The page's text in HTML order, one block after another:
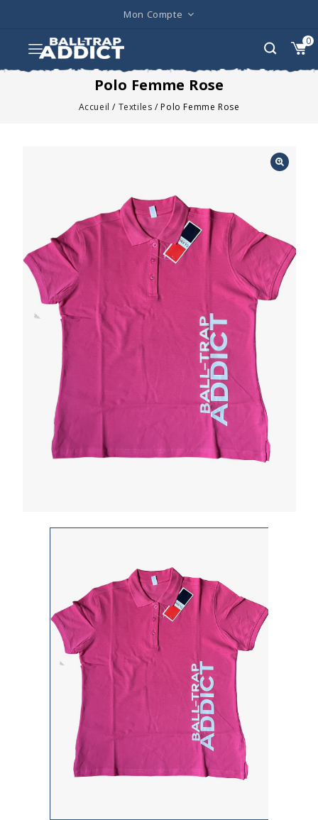
Mon Compte
0
Polo Femme Rose
Accueil / Textiles / Polo Femme Rose